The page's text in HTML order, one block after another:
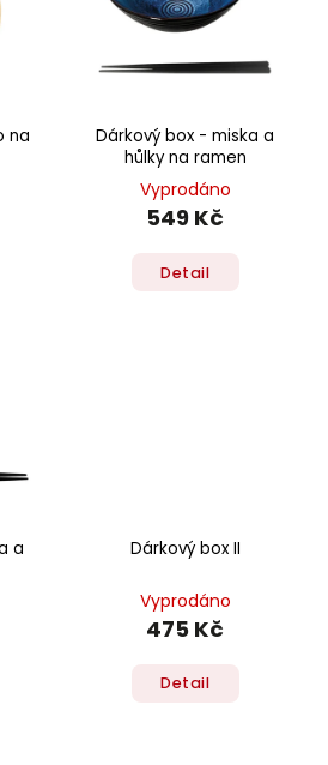
na
Dárkový box - miska a
hůlky na ramen
Vyprodáno
549 Kč
Detail
a
Dárkový box II
Vyprodáno
475 Kč
Detail